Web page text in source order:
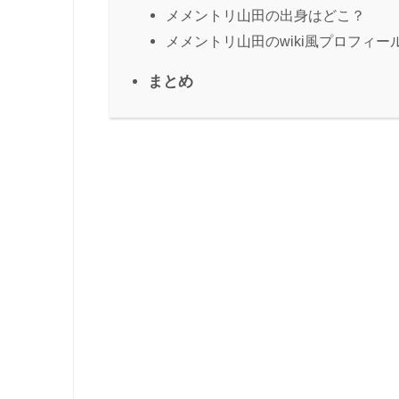
メメントリ山田の出身はどこ？
メメントリ山田のwiki風プロフィー
まとめ